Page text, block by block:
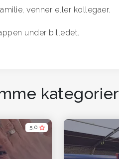
venner eller kollegaer.
under billedet.
kategorier
5,0